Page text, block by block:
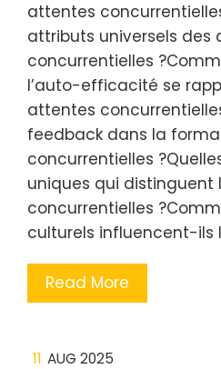
attentes
attributs universels des
concurrentielles
l’auto-efficacité se
attentes
feedback dans la
concurrentielles
uniques qui distinguent
concurrentielles
culturels influencent-ils
Read More
11 AUG 2025